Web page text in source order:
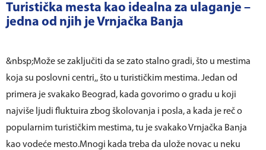
Turistička mesta kao idealna za ulaganje –
jedna od njih je Vrnjačka Banja
&nbsp;Može se zaključiti da se zato stalno gradi, što u mestima
koja su poslovni centri,, što u turističkim mestima. Jedan od
primera je svakako Beograd, kada govorimo o gradu u koji
najviše ljudi fluktuira zbog školovanja i posla, a kada je reč o
popularnim turističkim mestima, tu je svakako Vrnjačka Banja
kao vodeće mesto.Mnogi kada treba da ulože novac u neku